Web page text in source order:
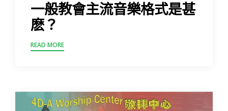
一般教會主流音樂格式是甚
麽？
READ MORE